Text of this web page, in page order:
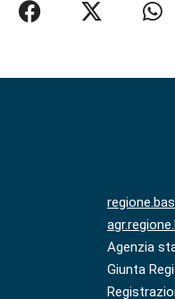
Agenzia
Giunta